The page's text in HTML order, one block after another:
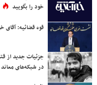
خود را بگویید
قوه قضائیه: آقای
جزئیات جدید از
در شبکه‌های معاند